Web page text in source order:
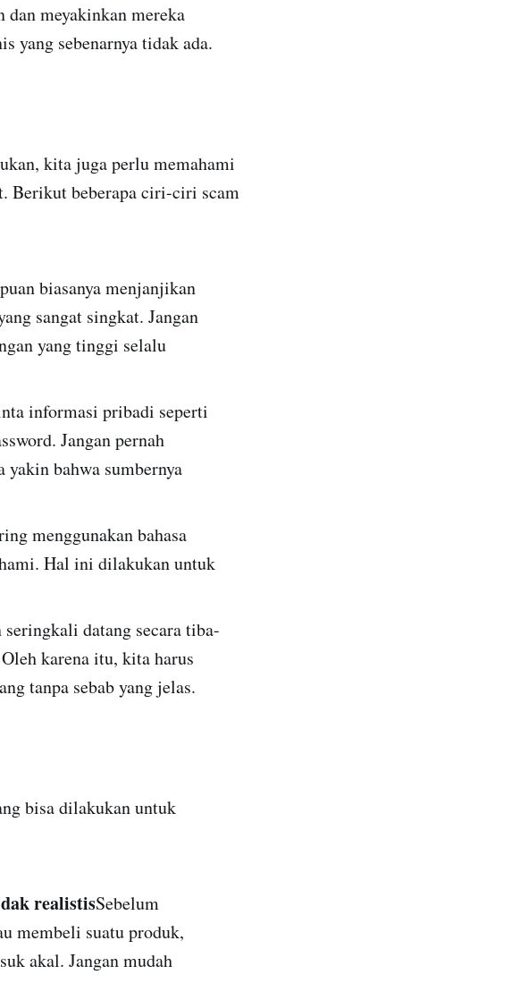
meyakinkan mereka
yang sebenarnya tidak ada.
kita juga perlu memahami
Berikut beberapa ciri-ciri scam
biasanya menjanjikan
sangat singkat. Jangan
yang tinggi selalu
informasi pribadi seperti
Jangan pernah
bahwa sumbernya
menggunakan bahasa
Hal ini dilakukan untuk
seringkali datang secara tiba-
karena itu, kita harus
tanpa sebab yang jelas.
bisa dilakukan untuk
realistisSebelum
membeli suatu produk,
akal. Jangan mudah